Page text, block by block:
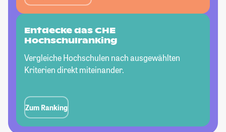
Entdecke das CHE
Hochschulranking
Vergleiche Hochschulen nach ausgewählten
Kriterien direkt miteinander.
Zum Ranking